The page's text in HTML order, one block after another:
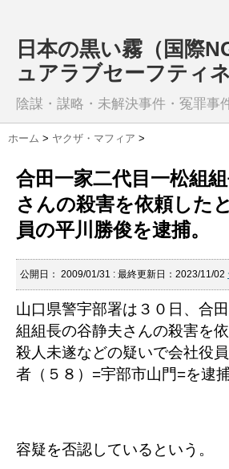
日本の黒い霧（国際
ュアラブセーフティネ
陰謀・謀略・未解決事件・冤罪事
ホーム > ヤクザ・マフィア >
合田一家二代目一松組
さんの殺害を依頼した
員の平川勝俊を逮捕。
公開日： 2009/01/31 : 最終更新日：2023/11/02
山口県警宇部署は３０日、合
組組長の谷静夫さんの殺害を依
殺人未遂などの疑いで会社役
者（５８）=宇部市山門=を逮捕
容疑を否認しているという。